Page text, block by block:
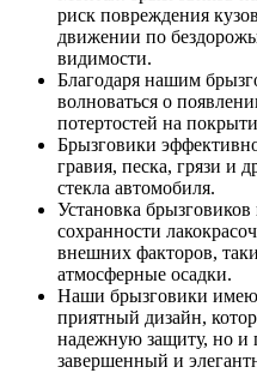
риск повреждения
движении по
видимости.
Благодаря нашим
волноваться о
потертостей на
Брызговики
гравия, песка, грязи и
стекла автомобиля.
Установка
сохранности
внешних факторов,
атмосферные осадки.
Наши брызговики
приятный дизайн,
надежную защиту, но и
завершенный и